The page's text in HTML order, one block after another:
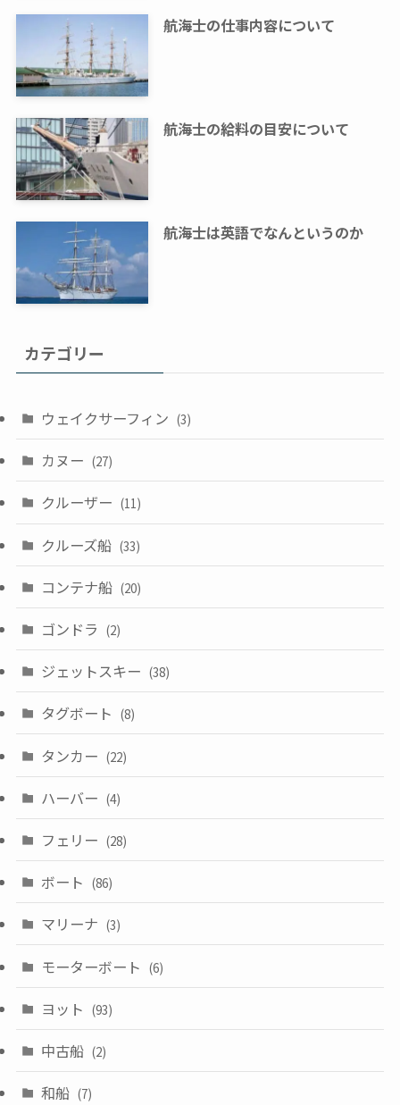
航海士の仕事内容について
航海士の給料の目安について
航海士は英語でなんというのか
カテゴリー
ウェイクサーフィン (3)
カヌー (27)
クルーザー (11)
クルーズ船 (33)
コンテナ船 (20)
ゴンドラ (2)
ジェットスキー (38)
タグボート (8)
タンカー (22)
ハーバー (4)
フェリー (28)
ボート (86)
マリーナ (3)
モーターボート (6)
ヨット (93)
中古船 (2)
和船 (7)